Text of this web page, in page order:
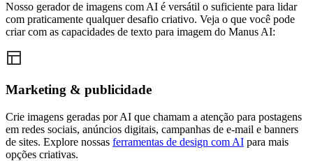
Nosso gerador de imagens com AI é versátil o suficiente para lidar
com praticamente qualquer desafio criativo. Veja o que você pode
criar com as capacidades de texto para imagem do Manus AI:
Marketing & publicidade
Crie imagens geradas por AI que chamam a atenção para postagens
em redes sociais, anúncios digitais, campanhas de e-mail e banners
de sites. Explore nossas ferramentas de design com AI para mais
opções criativas.